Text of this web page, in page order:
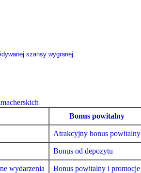
szansy wygranej.
Bonus powitalny
Atrakcyjny bonus powitalny
Bonus od depozytu
wydarzenia Bonus powitalny i promocje